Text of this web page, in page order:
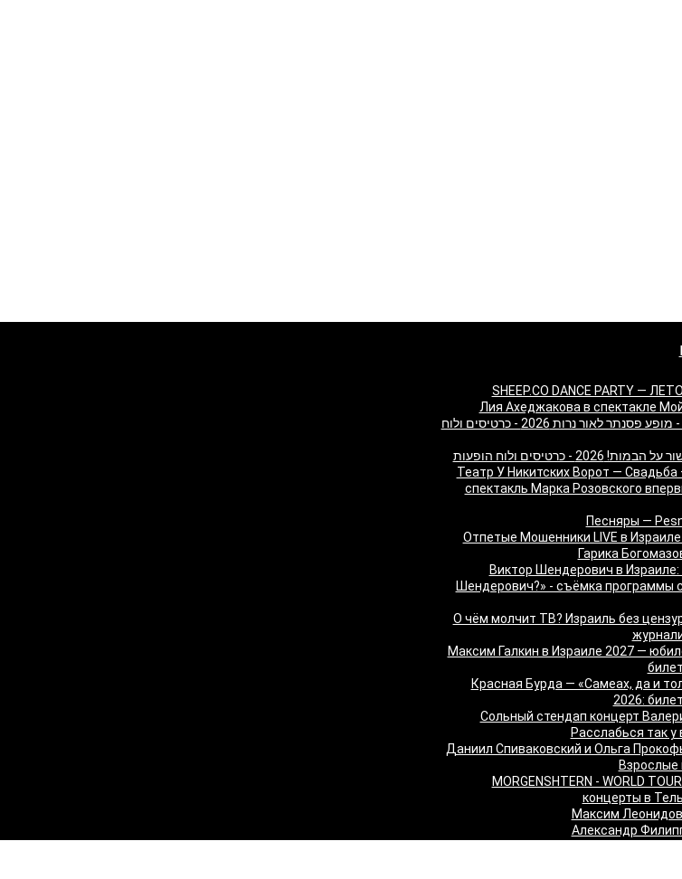
SHEEP.CO DANCE PARTY —
Лия Ахеджакова в спектакле
משופן ועד AC/DC - מופע פסנתר לאור נרות 2026 - כרטיסים ולוח
- כרטיסים ולוח הופעות
"Театр У Никитских Ворот —
спектакль Марка Розовского
Отпетые Мошенники LIVE в
Гарика
Виктор Шендерович в Израиле:
Шендерович?» - съёмка программы
«О чём молчит ТВ? Израиль без
Максим Галкин в Израиле 2027 —
Красная Бурда — «Самеах, да и
2026:
"Сольный стендап концерт
Расслабься так у
"Даниил Спиваковский и Ольга
Взрослые
MORGENSHTERN - WORLD
концерты в
Максим
Александр